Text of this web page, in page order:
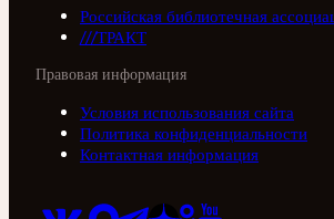
Российская библиотечная
///ТРАКТ
Правовая информация
Условия использования сайта
Политика конфиденциальности
Контактная информация